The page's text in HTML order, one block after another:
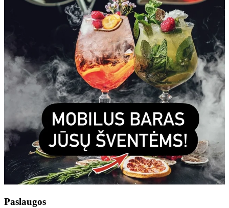
Paslaugos